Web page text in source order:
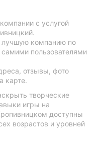
с услугой
компанию по
пользователями
отзывы, фото
карте.
творческие
игры на
доступны
возрастов и уровней